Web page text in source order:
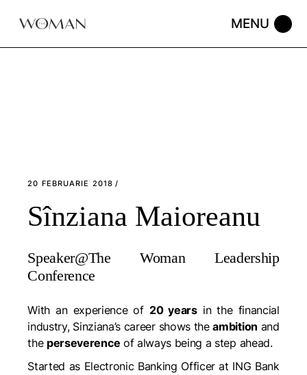
20 FEBRUARIE 2018
Sînziana Maioreanu
Speaker@The Woman Leadership
Conference
With an experience of 20 yearsin the financial
industry, Sinziana’s career shows theambition and
the perseverence of always being a step ahead.
Started as Electronic Banking Officer at ING Bank